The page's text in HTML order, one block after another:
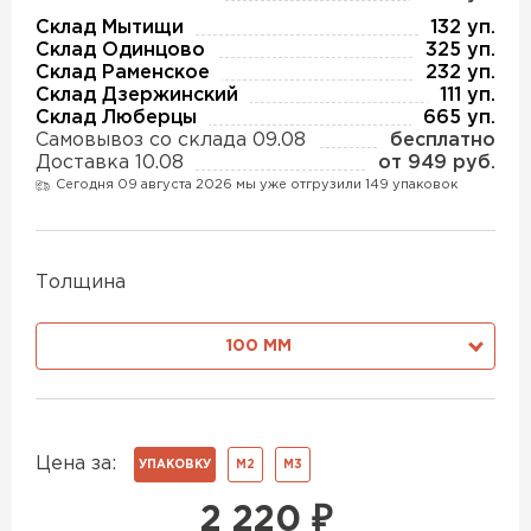
Склад Мытищи
132 уп.
Склад Одинцово
325 уп.
Склад Раменское
232 уп.
Склад Дзержинский
111 уп.
Склад Люберцы
665 уп.
Самовывоз со склада 09.08
бесплатно
Доставка 10.08
от 949 руб.
Сегодня 09 августа 2026 мы уже отгрузили 149 упаковок
Толщина
100 ММ
Цена за: УПАКОВКУ М2 М3
2 220 ₽
Утеплитель Изотек
ПЕРЕЙТИ
Утеплитель Ruspanel
ПЕРЕЙТИ
ПЕРЕЙТИ
ПЕРЕЙТИ
Утеплитель Юматекс
Утеплитель Теплекс
Утеплитель Дирок